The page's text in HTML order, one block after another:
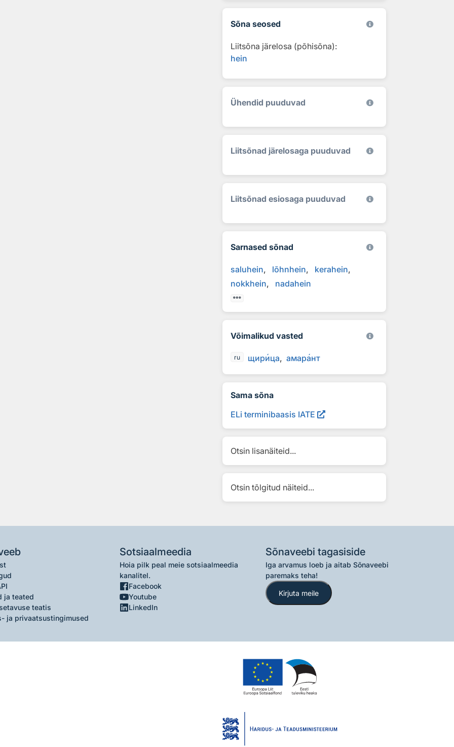
Sõna seosed
Liitsõna järelosa (põhisõna):
hein
Ühendid puuduvad
Liitsõnad järelosaga puuduvad
Liitsõnad esiosaga puuduvad
Sarnased sõnad
saluhein lõhnhein
kerahein
nokkhein
nadahein
Võimalikud vasted
ru щирица амарант
Sama sõna
ELi terminibaasis IATE
Otsin lisanäiteid...
Otsin tõlgitud näiteid...
ja teated
teatis
ja privaatsustingimused
Sotsiaalmeedia
Hoia pilk peal meie sotsiaalmeedia
kanalitel.
Facebook
Youtube
LinkedIn
Sõnaveebi tagasiside
Iga arvamus loeb ja aitab Sõnaveebi
paremaks teha!
Kirjuta meile